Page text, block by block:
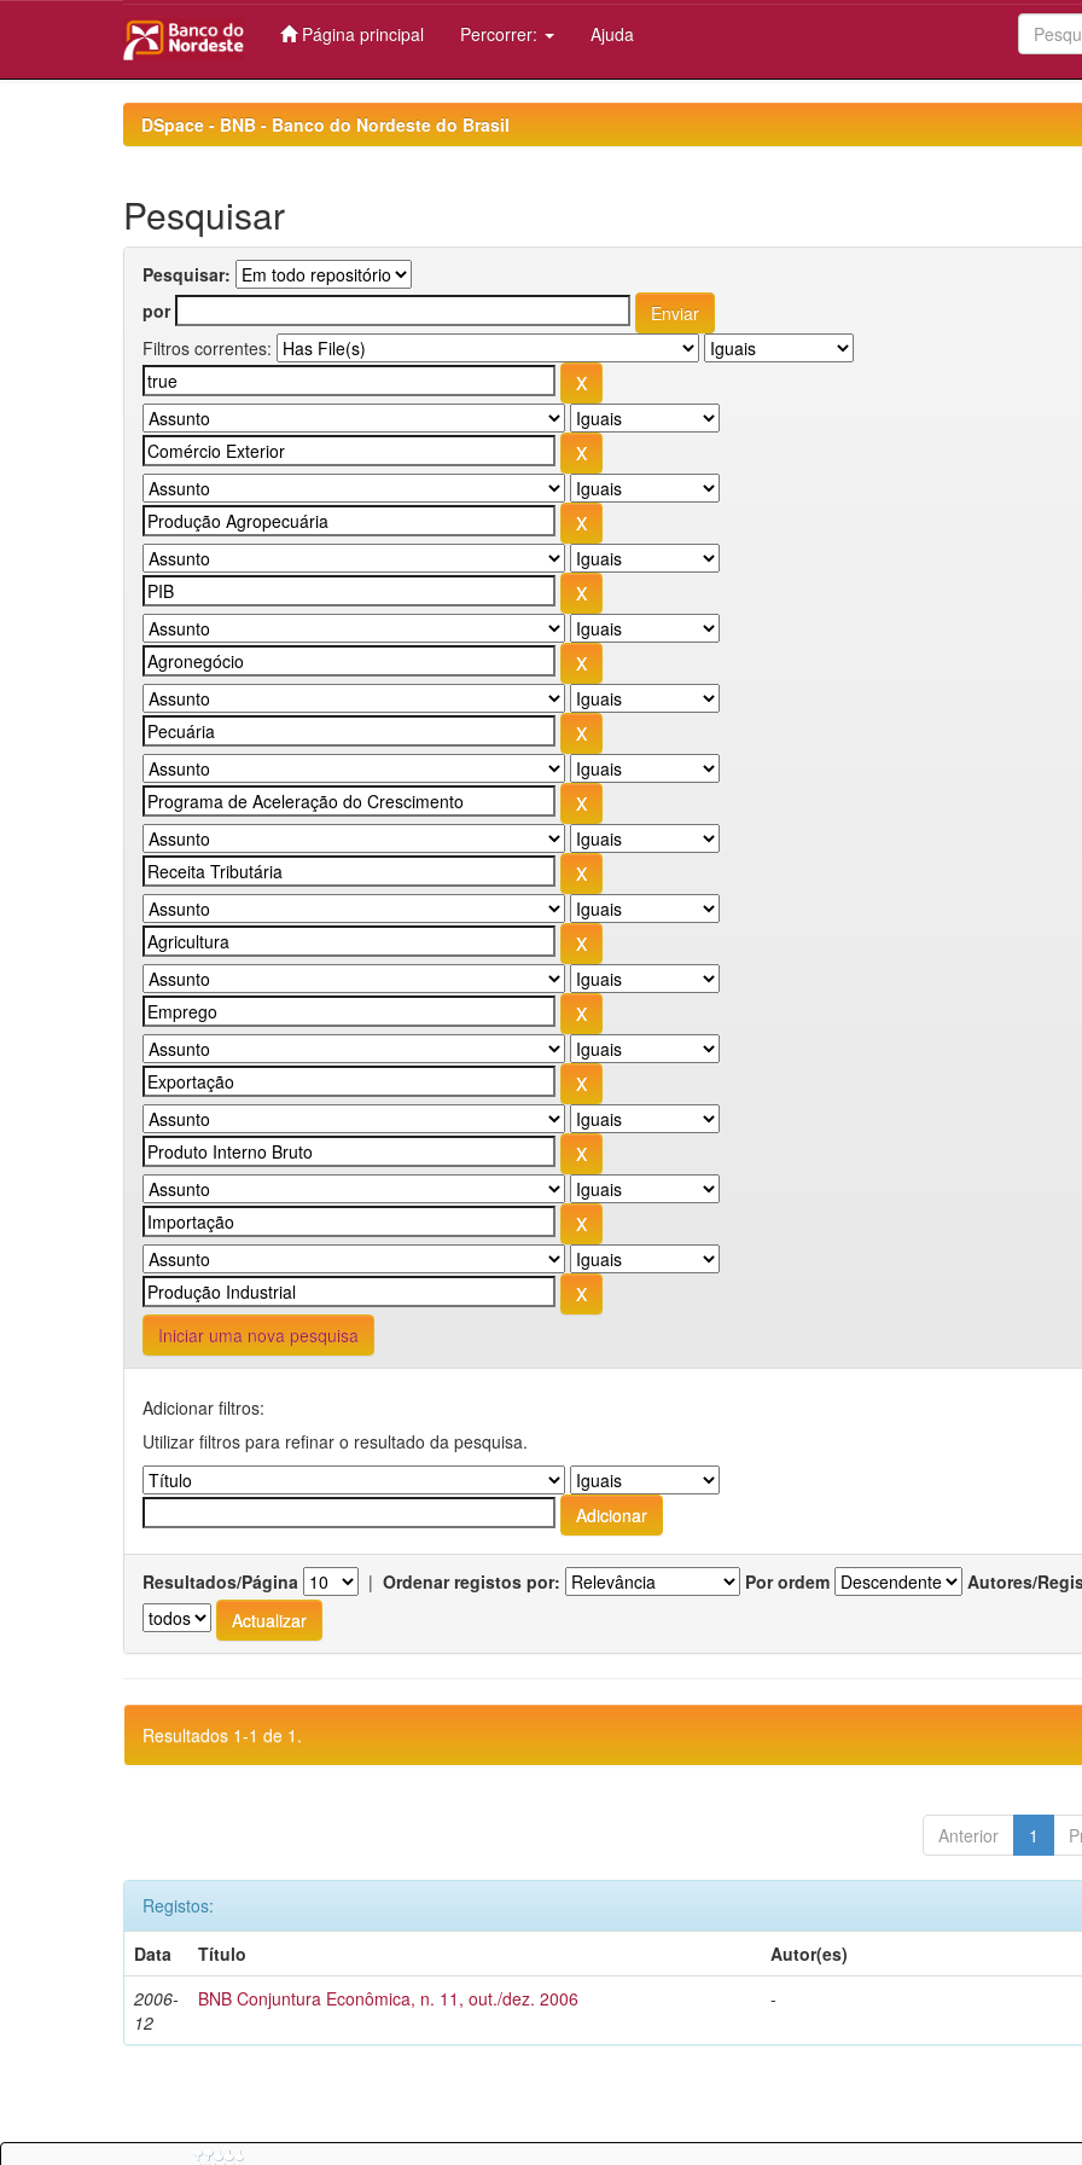
Página principal Percorrer: Ajuda
DSpace - BNB - Banco do Nordeste do Brasil
Pesquisar
Pesquisar:
por
Filtros correntes:
Iniciar uma nova pesquisa
Adicionar filtros:
Utilizar filtros para refinar o resultado da pesquisa.
Resultados/Página | Ordenar registos por: Por ordem Autores/
Resultados 1-1 de 1.
Anterior 1
Registos:
Data
Título
Autor(es)
2006-
12
BNB Conjuntura Econômica, n. 11, out./dez. 2006 -